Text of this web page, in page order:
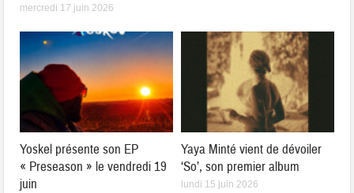
mercredi 17 juin 2026
Yoskel présente son EP
« Preseason » le vendredi 19
juin
Yaya Minté vient de dévoiler
‘So’, son premier album
lundi 15 juin 2026